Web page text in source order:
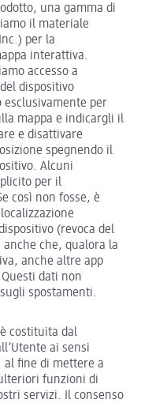
una gamma di
il materiale
per la
interattiva.
accesso a
dispositivo
esclusivamente per
mappa e indicargli il
e disattivare
spegnendo il
Alcuni
per il
così non fosse, è
(revoca del
anche che, qualora la
anche altre app
dati non
spostamenti.
costituita dal
ai sensi
al fine di mettere a
funzioni di
servizi. Il consenso